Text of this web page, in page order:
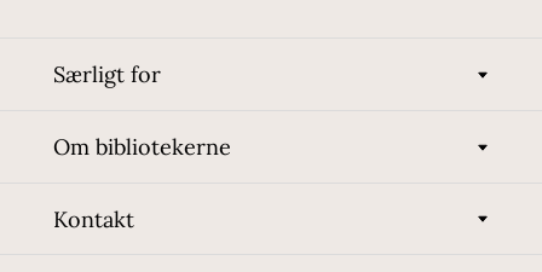
Særligt for
Om bibliotekerne
Kontakt